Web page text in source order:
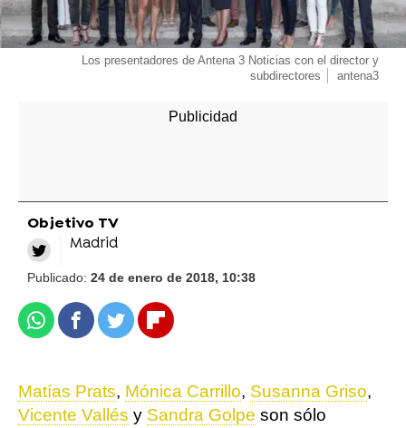
Los presentadores de Antena 3 Noticias con el director y
subdirectores
antena3
Objetivo TV
Madrid
Publicado: 24 de enero de 2018, 10:38
WhatsappFacebook
TwitterFlipboard
Matías Prats, Mónica Carrillo, Susanna Griso,
Vicente Vallés y Sandra Golpe son sólo